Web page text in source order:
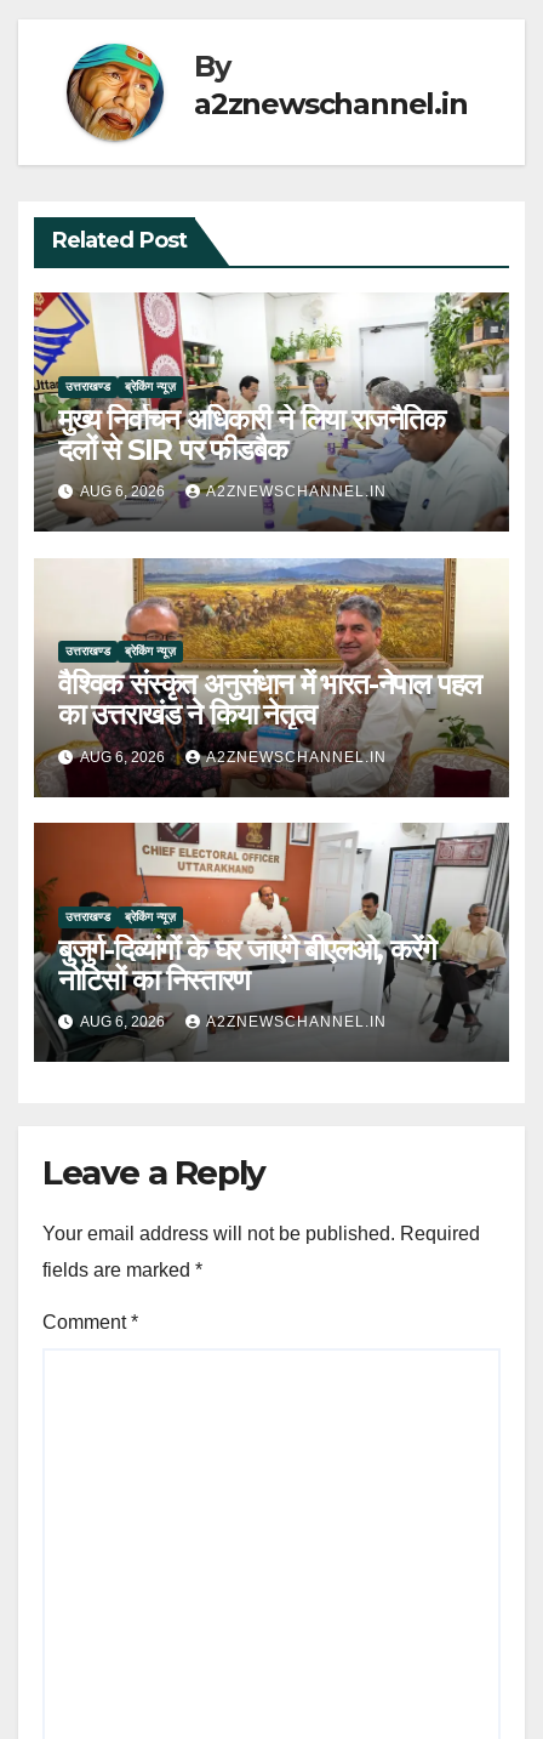
By
a2znewschannel.in
Related Post
उत्तराखण्ड ब्रेकिंग न्यूज़
मुख्य निर्वाचन अधिकारी ने लिया राजनैतिक
दलों से SIR पर फीडबैक
AUG 6, 2026 A2ZNEWSCHANNEL.IN
उत्तराखण्ड ब्रेकिंग न्यूज़
वैश्विक संस्कृत अनुसंधान में भारत-नेपाल पहल
का उत्तराखंड ने किया नेतृत्व
AUG 6, 2026 A2ZNEWSCHANNEL.IN
उत्तराखण्ड ब्रेकिंग न्यूज़
बुजुर्ग-दिव्यांगों के घर जाएंगे बीएलओ, करेंगे
नोटिसों का निस्तारण
AUG 6, 2026 A2ZNEWSCHANNEL.IN
Leave a Reply
Your email address will not be published. Required
fields are marked *
Comment*